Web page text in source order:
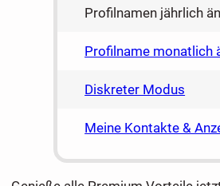
Profilnamen jährlich
Profilname monatlich
Diskreter Modus
Meine Kontakte &